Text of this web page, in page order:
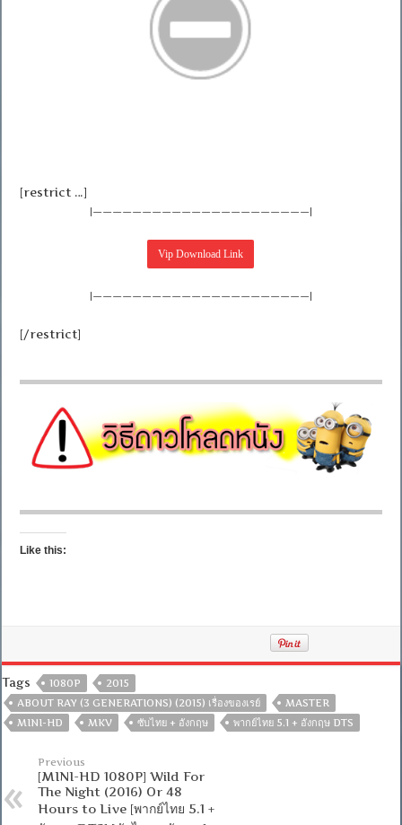
[restrict …]
|——————————————————————|
|——————————————————————|
[/restrict]
Like this:
Tags 1080P
2015
ABOUT RAY (3 GENERATIONS) (2015) เรื่องของเรย์
MASTER
MINI-HD
MKV ซับไทย + อังกฤษ พากย์ไทย 5.1 + อังกฤษ DTS
Previous
[MINI-HD 1080P] Wild For
The Night (2016) Or 48
Hours to Live [พากย์ไทย 5.1 +